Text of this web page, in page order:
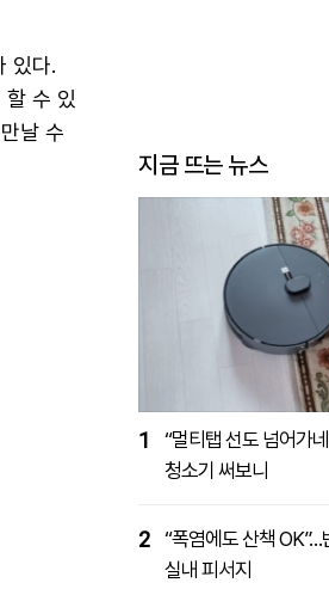
있다.
수 있
날 수
지금 뜨는 뉴스
1
“멀티탭 선도 넘어가
청소기 써보니
2 “폭염에도 산책
실내 피서지